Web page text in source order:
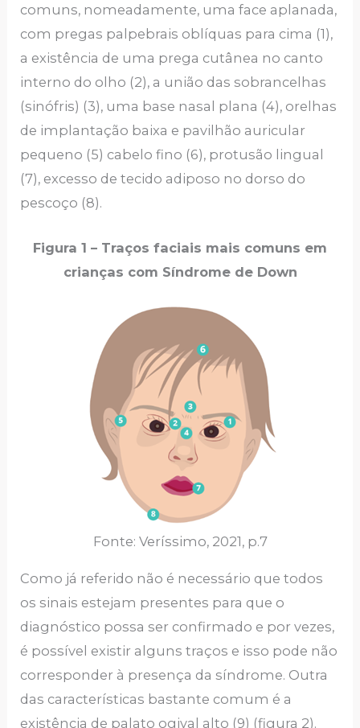
comuns, nomeadamente, uma face aplanada,
com pregas palpebrais oblíquas para cima (1),
a existência de uma prega cutânea no canto
interno do olho (2), a união das sobrancelhas
(sinófris) (3), uma base nasal plana (4), orelhas
de implantação baixa e pavilhão auricular
pequeno (5) cabelo fino (6), protusão lingual
(7), excesso de tecido adiposo no dorso do
pescoço (8).
Figura 1 – Traços faciais mais comuns em
crianças com Síndrome de Down
Fonte: Veríssimo, 2021, p.7
Como já referido não é necessário que todos
os sinais estejam presentes para que o
diagnóstico possa ser confirmado e por vezes,
é possível existir alguns traços e isso pode não
corresponder à presença da síndrome. Outra
das características bastante comum é a
existência de palato ogival alto (9) (figura 2).